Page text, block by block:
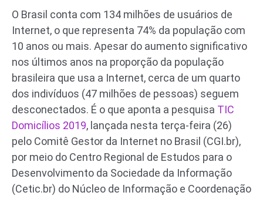
O Brasil conta com 134 milhões de usuários de
Internet, o que representa 74% da população com
10 anos ou mais. Apesar do aumento significativo
nos últimos anos na proporção da população
brasileira que usa a Internet, cerca de um quarto
dos indivíduos (47 milhões de pessoas) seguem
desconectados. É o que aponta a pesquisa TIC
Domicílios 2019, lançada nesta terça-feira (26)
pelo Comitê Gestor da Internet no Brasil (CGI.br),
por meio do Centro Regional de Estudos para o
Desenvolvimento da Sociedade da Informação
(Cetic.br) do Núcleo de Informação e Coordenação